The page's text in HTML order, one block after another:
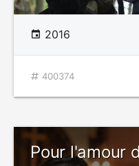
2016
400374
Pour l'amour